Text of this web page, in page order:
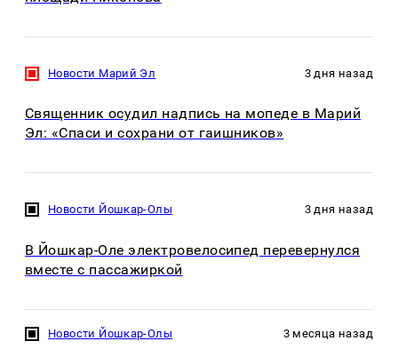
Новости Марий Эл 3 дня назад
Священник осудил надпись на мопеде в Марий
Эл: «Спаси и сохрани от гаишников»
Новости Йошкар-Олы 3 дня назад
В Йошкар-Оле электровелосипед перевернулся
вместе с пассажиркой
Новости Йошкар-Олы 3 месяца назад